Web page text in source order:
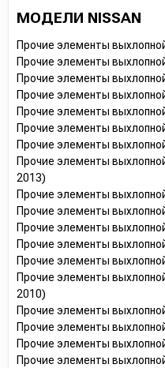
МОДЕЛИ NISSAN
Прочие элементы
Прочие элементы
Прочие элементы
Прочие элементы
Прочие элементы
Прочие элементы
Прочие элементы
Прочие элементы
2013)
Прочие элементы
Прочие элементы
Прочие элементы
Прочие элементы
Прочие элементы
Прочие элементы
2010)
Прочие элементы
Прочие элементы
Прочие элементы
Прочие элементы